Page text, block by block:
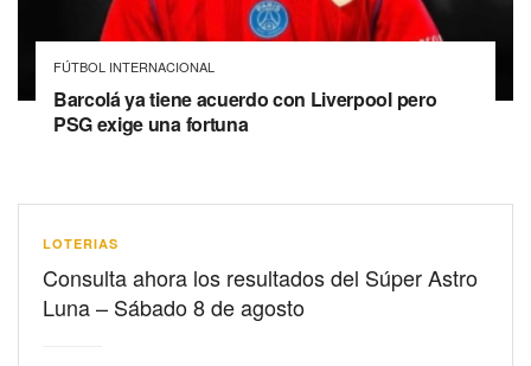
FÚTBOL INTERNACIONAL
Barcolá ya tiene acuerdo con Liverpool pero
PSG exige una fortuna
LOTERIAS
Consulta ahora los resultados del Súper Astro
Luna – Sábado 8 de agosto